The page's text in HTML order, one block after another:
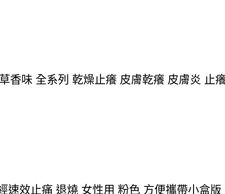
香味 全系列 乾燥止癢 皮膚乾癢 皮膚炎 止
速效止痛 退燒 女性用 粉色 方便攜帶小盒